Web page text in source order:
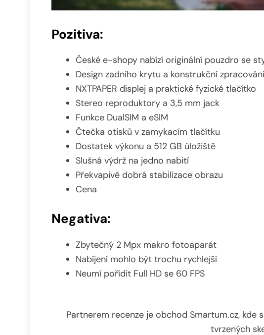
Pozitiva:
České e-shopy nabízí originální pouzdro se
Design zadního krytu a konstrukční zpracování
NXTPAPER displej a praktické fyzické tlačítko
Stereo reproduktory a 3,5 mm jack
Funkce DualSIM a eSIM
Čtečka otisků v zamykacím tlačítku
Dostatek výkonu a 512 GB úložiště
Slušná výdrž na jedno nabití
Překvapivě dobrá stabilizace obrazu
Cena
Negativa:
Zbytečný 2 Mpx makro fotoaparát
Nabíjení mohlo být trochu rychlejší
Neumí pořídit Full HD se 60 FPS
Partnerem recenze je obchod Smartum.cz, kde
tvrzených